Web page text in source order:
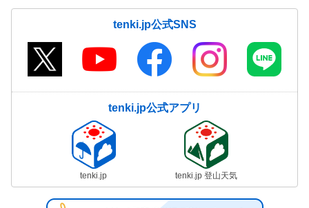
tenki.jp公式SNS
tenki.jp公式アプリ
tenki.jp tenki.jp 登山天気